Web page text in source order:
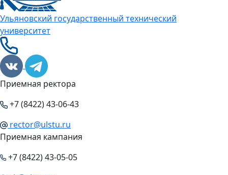
Ульяновский государственный технический
университет
Приемная ректора
+7 (8422) 43-06-43
rector@ulstu.ru
Приемная кампания
+7 (8422) 43-05-05